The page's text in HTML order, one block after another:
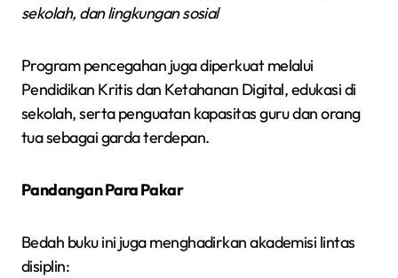
sekolah, dan lingkungan sosial
Program pencegahan juga diperkuat melalui
Pendidikan Kritis dan Ketahanan Digital, edukasi di
sekolah, serta penguatan kapasitas guru dan orang
tua sebagai garda terdepan.
Pandangan Para Pakar
Bedah buku ini juga menghadirkan akademisi lintas
disiplin: